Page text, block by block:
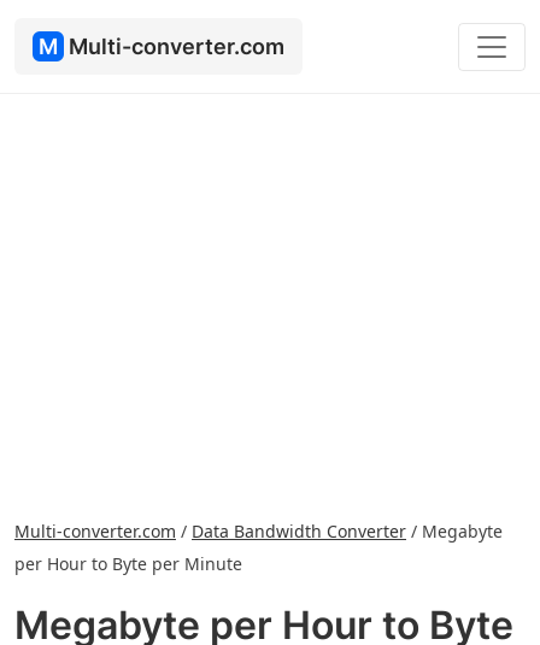
M Multi-converter.com
Multi-converter.com / Data Bandwidth Converter / Megabyte
per Hour to Byte per Minute
Megabyte per Hour to Byte